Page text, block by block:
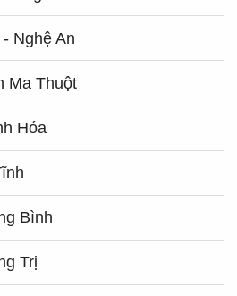
Nghệ An
Ma Thuột
Hóa
Bình
Trị